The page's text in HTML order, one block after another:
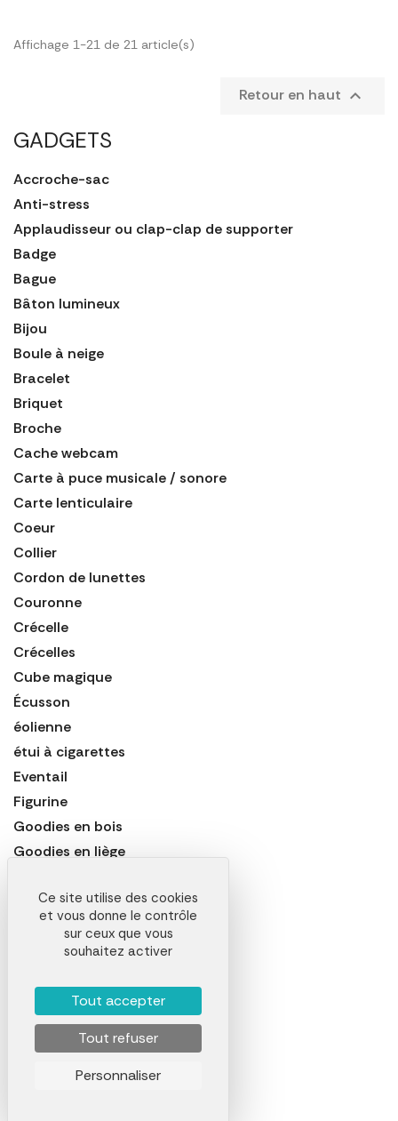
GADGETS
Accroche-sac
Anti-stress
Applaudisseur ou clap-clap de supporter
Badge
Bague
Bâton lumineux
Bijou
Boule à neige
Bracelet
Briquet
Broche
Cache webcam
Carte à puce musicale / sonore
Carte lenticulaire
Coeur
Collier
Cordon de lunettes
Couronne
Crécelle
Crécelles
Cube magique
Écusson
éolienne
étui à cigarettes
Eventail
Figurine
Goodies en bois
Goodies en liège
Kit de nettoyage de lunettes
Lampion
Lanyard
Magnet ou aimant
Médaille
Mousqueton
Affichage 1-21 de 21 article(s)
Retour en haut 
Ce site utilise des cookies
et vous donne le contrôle
sur ceux que vous
souhaitez activer
Tout accepter
Tout refuser
Personnaliser